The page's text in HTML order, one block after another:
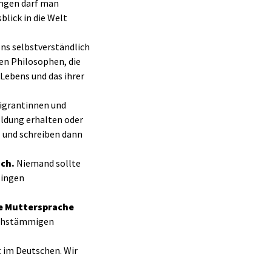
darf man
in die Welt
selbstverständlich
Philosophen, die
und das ihrer
und
erhalten oder
schreiben dann
Niemand sollte
Muttersprache
Deutschen. Wir